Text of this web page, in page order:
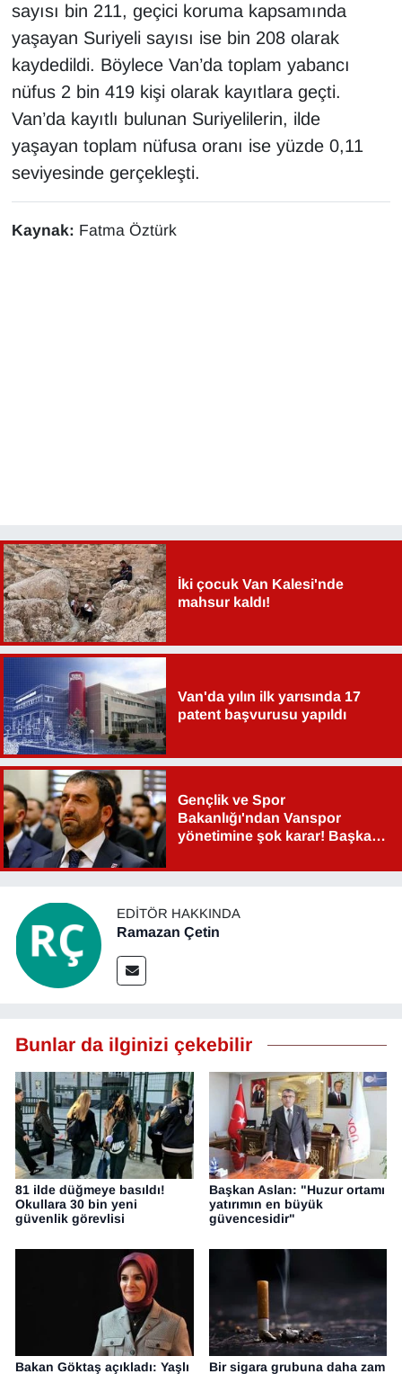
sayısı bin 211, geçici koruma kapsamında
yaşayan Suriyeli sayısı ise bin 208 olarak
kaydedildi. Böylece Van’da toplam yabancı
nüfus 2 bin 419 kişi olarak kayıtlara geçti.
Van’da kayıtlı bulunan Suriyelilerin, ilde
yaşayan toplam nüfusa oranı ise yüzde 0,11
seviyesinde gerçekleşti.
Kaynak: Fatma Öztürk
İki çocuk Van Kalesi'nde
mahsur kaldı!
Van'da yılın ilk yarısında 17
patent başvurusu yapıldı
Gençlik ve Spor
Bakanlığı'ndan Vanspor
yönetimine şok karar! Başkan
EDITÖR HAKKINDA
Ramazan Çetin
Bunlar da ilginizi çekebilir
81 ilde düğmeye basıldı!
Okullara 30 bin yeni
güvenlik görevlisi
Başkan Aslan: "Huzur ortamı
yatırımın en büyük
güvencesidir"
Bakan Göktaş açıkladı: Yaşlı
Bir sigara grubuna daha zam
RÖPORTAJ
SAĞLIK
Seri İlan
Sinema - TV
SİYASET
YAŞAM
YEREL